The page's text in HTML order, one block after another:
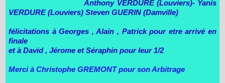
Anthony VERDURE (Louviers)- Yanis
VERDURE (Louviers) Steven GUERIN (Damville)
félicitations à Georges , Alain , Patrick pour etre arrivé en
finale
et à David , Jérome et Séraphin pour leur 1/2
Merci à Christophe GREMONT pour son Arbitrage